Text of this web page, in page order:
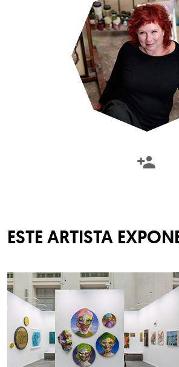
ESTE ARTISTA